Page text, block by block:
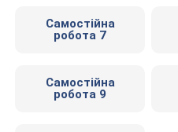
Самостійна
робота 7
Самостійна
робота 9